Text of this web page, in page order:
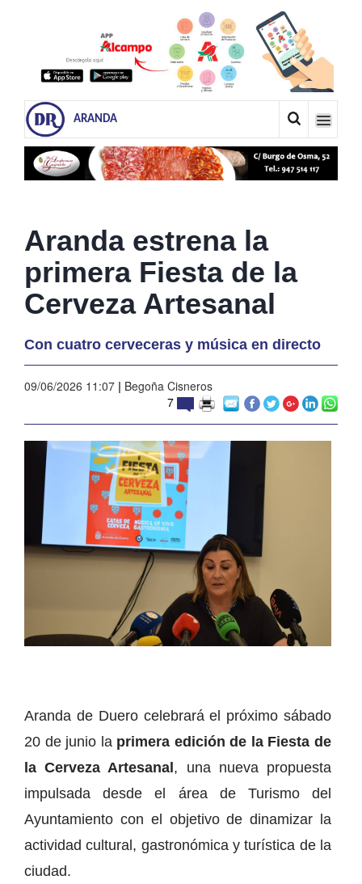
ARANDA
Aranda estrena la
primera Fiesta de la
Cerveza Artesanal
Con cuatro cerveceras y música en directo
09/06/2026 11:07 | Begoña Cisneros
7
Aranda de Duero celebrará el próximo sábado
20 de junio la primera edición de la Fiesta de
la Cerveza Artesanal, una nueva propuesta
impulsada desde el área de Turismo del
Ayuntamiento con el objetivo de dinamizar la
actividad cultural, gastronómica y turística de la
ciudad.